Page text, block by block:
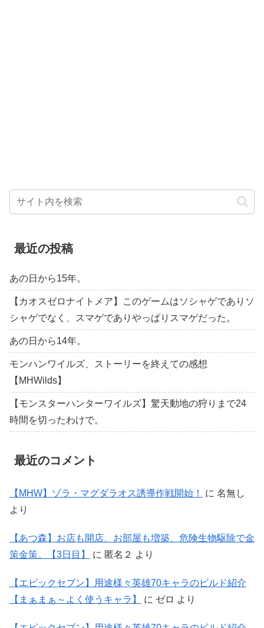
最近の投稿
あの日から15年。
【カオスゼロナイトメア】このゲームはソシャゲでありソ
シャゲでなく、スマゲでありやっぱりスマゲだった。
あの日から14年。
モンハンワイルズ、ストーリーを終えての感想
【MHWilds】
【モンスターハンターワイルズ】驚天動地の狩りまで24
時間を切ったわけで。
最近のコメント
【MHW】ゾラ・マグダラオス誘導作戦開始！ に 名無し
より
【あつ森】お店も開店、お部屋も増築、危険生物駆除で金
策金策。【3日目】
に 匿名２ より
【エピックセブン】用途様々英雄70キャラのビルド紹介
【まぁまぁ～よく使うキャラ】
に ゼロ より